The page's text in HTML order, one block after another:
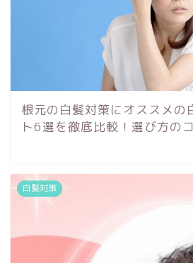
根元の白髪対策にオススメの
ト6選を徹底比較！選び方の
白髪対策